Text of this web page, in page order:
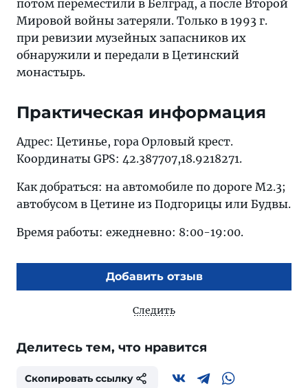
потом переместили в Белград, а после Второй
Мировой войны затеряли. Только в 1993 г.
при ревизии музейных запасников их
обнаружили и передали в Цетинский
монастырь.
Практическая информация
Адрес: Цетинье, гора Орловый крест.
Координаты GPS: 42.387707,18.9218271.
Как добраться: на автомобиле по дороге М2.3;
автобусом в Цетине из Подгорицы или Будвы.
Время работы: ежедневно: 8:00-19:00.
Добавить отзыв
Следить
Делитесь тем, что нравится
Скопировать ссылку